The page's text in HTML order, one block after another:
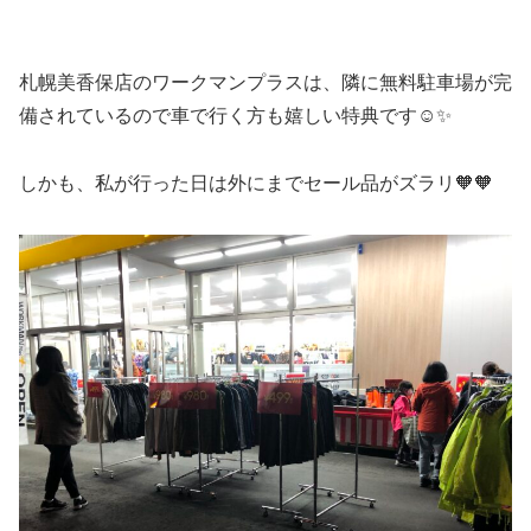
札幌美香保店のワークマンプラスは、隣に無料駐車場が完
備されているので車で行く方も嬉しい特典です☺️✨
しかも、私が行った日は外にまでセール品がズラリ🧡🧡